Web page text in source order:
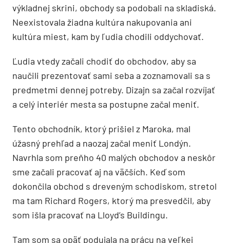
výkladnej skrini, obchody sa podobali na skladiská.
Neexistovala žiadna kultúra nakupovania ani
kultúra miest, kam by ľudia chodili oddychovať.
Ľudia vtedy začali chodiť do obchodov, aby sa
naučili prezentovať sami seba a zoznamovali sa s
predmetmi dennej potreby. Dizajn sa začal rozvíjať
a celý interiér mesta sa postupne začal meniť.
Tento obchodník, ktorý prišiel z Maroka, mal
úžasný prehľad a naozaj začal meniť Londýn.
Navrhla som preňho 40 malých obchodov a neskôr
sme začali pracovať aj na väčších. Keď som
dokončila obchod s dreveným schodiskom, stretol
ma tam Richard Rogers, ktorý ma presvedčil, aby
som išla pracovať na Lloyd’s Buildingu.
Tam som sa opäť podujala na prácu na veľkej